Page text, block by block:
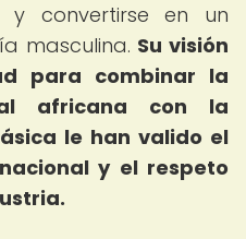
y convertirse en un
masculina. Su visión
para combinar la
africana con la
le han valido el
y el respeto